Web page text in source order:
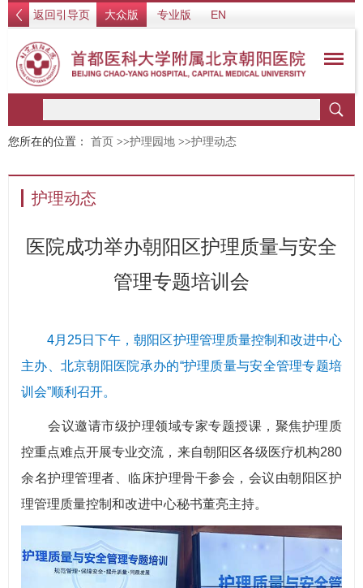
返回引导页 大众版 专业版 EN
您所在的位置： 首页 >>护理园地 >>护理动态
护理动态
医院成功举办朝阳区护理质量与安全
管理专题培训会
4月25日下午，朝阳区护理管理质量控制和改进中心
主办、北京朝阳医院承办的“护理质量与安全管理专题培
训会”顺利召开。
会议邀请市级护理领域专家专题授课，聚焦护理质
控重点难点开展专业交流，来自朝阳区各级医疗机构280
余名护理管理者、临床护理骨干参会，会议由朝阳区护
理管理质量控制和改进中心秘书董亮主持。